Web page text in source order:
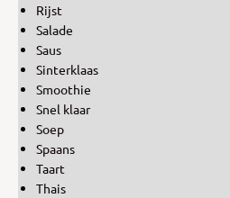
Rijst
Salade
Saus
Sinterklaas
Smoothie
Snel klaar
Soep
Spaans
Taart
Thais